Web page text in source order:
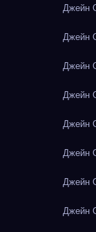
Джейн
Джейн
Джейн
Джейн
Джейн
Джейн
Джейн
Джейн